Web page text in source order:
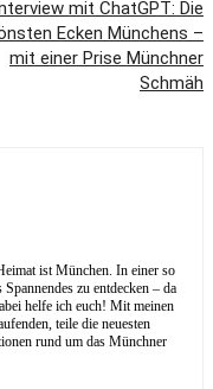
mit ChatGPT: Die
Ecken Münchens –
mit einer Prise Münchner
Schmäh
ist München. In einer so
zu entdecken – da
helfe ich euch! Mit meinen
teile die neuesten
rund um das Münchner